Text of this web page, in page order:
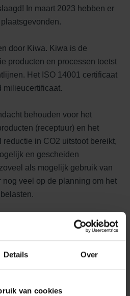
Details Over
van cookies
In maart 2023 hebben er
door Kiwa. Kiwa is de
producten en processen toetst
Het ISO 14001 certificaat
milieucertificaat.
behouden voor het
(receptuur) en het
reductie in CO2 uitstoot bereikt,
en gescheiden
als mogelijk gebruik van
nog veel op de planning om het
een duurzame wereld. Hier
in bijdragen, dit doen we